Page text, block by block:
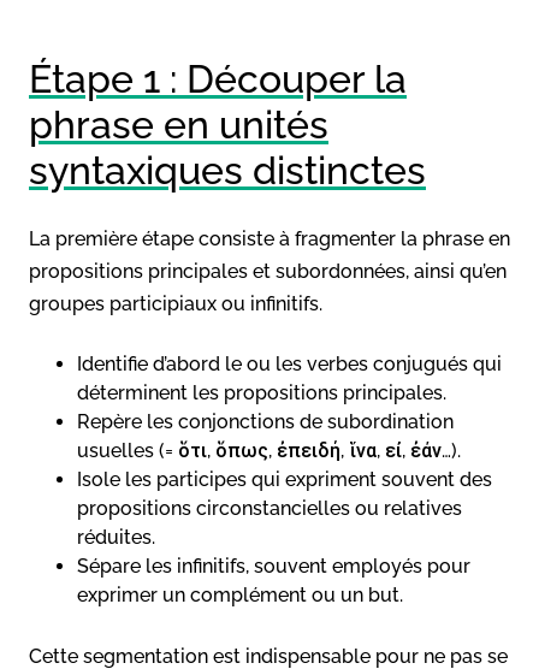
Étape 1 : Découper la
phrase en unités
syntaxiques distinctes
La première étape consiste à fragmenter la phrase en
propositions principales et subordonnées, ainsi qu’en
groupes participiaux ou infinitifs.
Identifie d’abord le ou les verbes conjugués qui
déterminent les propositions principales.
Repère les conjonctions de subordination
usuelles (= ὅτι, ὅπως, ἐπειδή, ἵνα, εἰ, ἐάν…).
Isole les participes qui expriment souvent des
propositions circonstancielles ou relatives
réduites.
Sépare les infinitifs, souvent employés pour
exprimer un complément ou un but.
Cette segmentation est indispensable pour ne pas se